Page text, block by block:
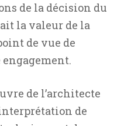
de la décision du
la valeur de la
de vue de
engagement.
de l’architecte
de